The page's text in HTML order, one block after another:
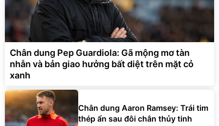
Chân dung Pep Guardiola: Gã mộng mơ tàn
nhẫn và bản giao hưởng bất diệt trên mặt cỏ
xanh
Chân dung Aaron Ramsey: Trái tim
thép ẩn sau đôi chân thủy tinh